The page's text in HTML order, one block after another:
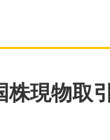
現物取引